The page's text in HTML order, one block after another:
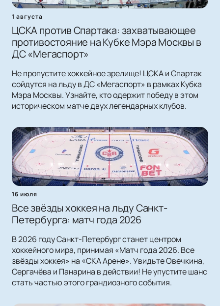
1 августа
ЦСКА против Спартака: захватывающее
противостояние на Кубке Мэра Москвы в
ДС «Мегаспорт»
Не пропустите хоккейное зрелище! ЦСКА и Спартак
сойдутся на льду в ДС «Мегаспорт» в рамках Кубка
Мэра Москвы. Узнайте, кто одержит победу в этом
историческом матче двух легендарных клубов.
16 июля
Все звёзды хоккея на льду Санкт-
Петербурга: матч года 2026
В 2026 году Санкт-Петербург станет центром
хоккейного мира, принимая «Матч года 2026. Все
звёзды хоккея» на «СКА Арене». Увидьте Овечкина,
Сергачёва и Панарина в действии! Не упустите шанс
стать частью этого грандиозного события.